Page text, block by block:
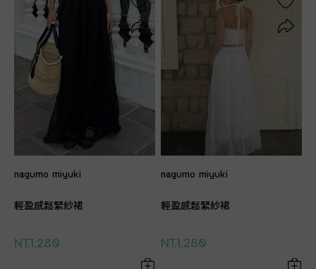
nagumo miyuki
輕盈感鬆緊紗裙
NT.1,280
nagumo miyuki
輕盈感鬆緊紗裙
NT.1,280